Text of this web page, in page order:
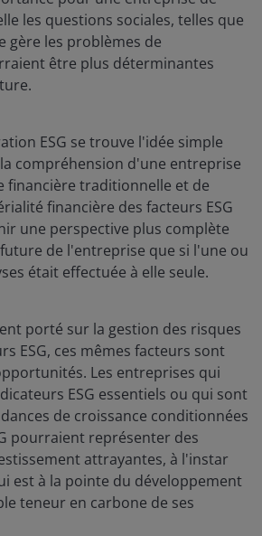
les questions sociales, telles que
gère les problèmes de
être plus déterminantes
ESG se trouve l'idée simple
compréhension d'une entreprise
financière traditionnelle et de
financière des facteurs ESG
une perspective plus complète
de l'entreprise que si l'une ou
était effectuée à elle seule.
porté sur la gestion des risques
ESG, ces mêmes facteurs sont
Les entreprises qui
ESG essentiels ou qui sont
de croissance conditionnées
pourraient représenter des
attrayantes, à l'instar
est à la pointe du développement
teneur en carbone de ses